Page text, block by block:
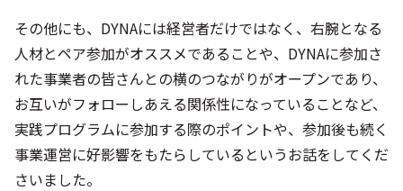
その他にも、DYNAには経営者だけではなく、右腕となる
人材とペア参加がオススメであることや、DYNAに参加さ
れた事業者の皆さんとの横のつながりがオープンであり、
お互いがフォローしあえる関係性になっていることなど、
実践プログラムに参加する際のポイントや、参加後も続く
事業運営に好影響をもたらしているというお話をしてくだ
さいました。